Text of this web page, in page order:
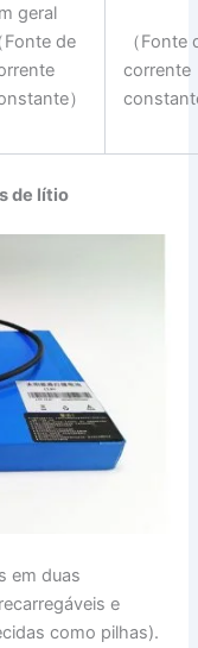
geral
Fonte de
）
（Fonte
corrente
de lítio
em duas
e
como pilhas).